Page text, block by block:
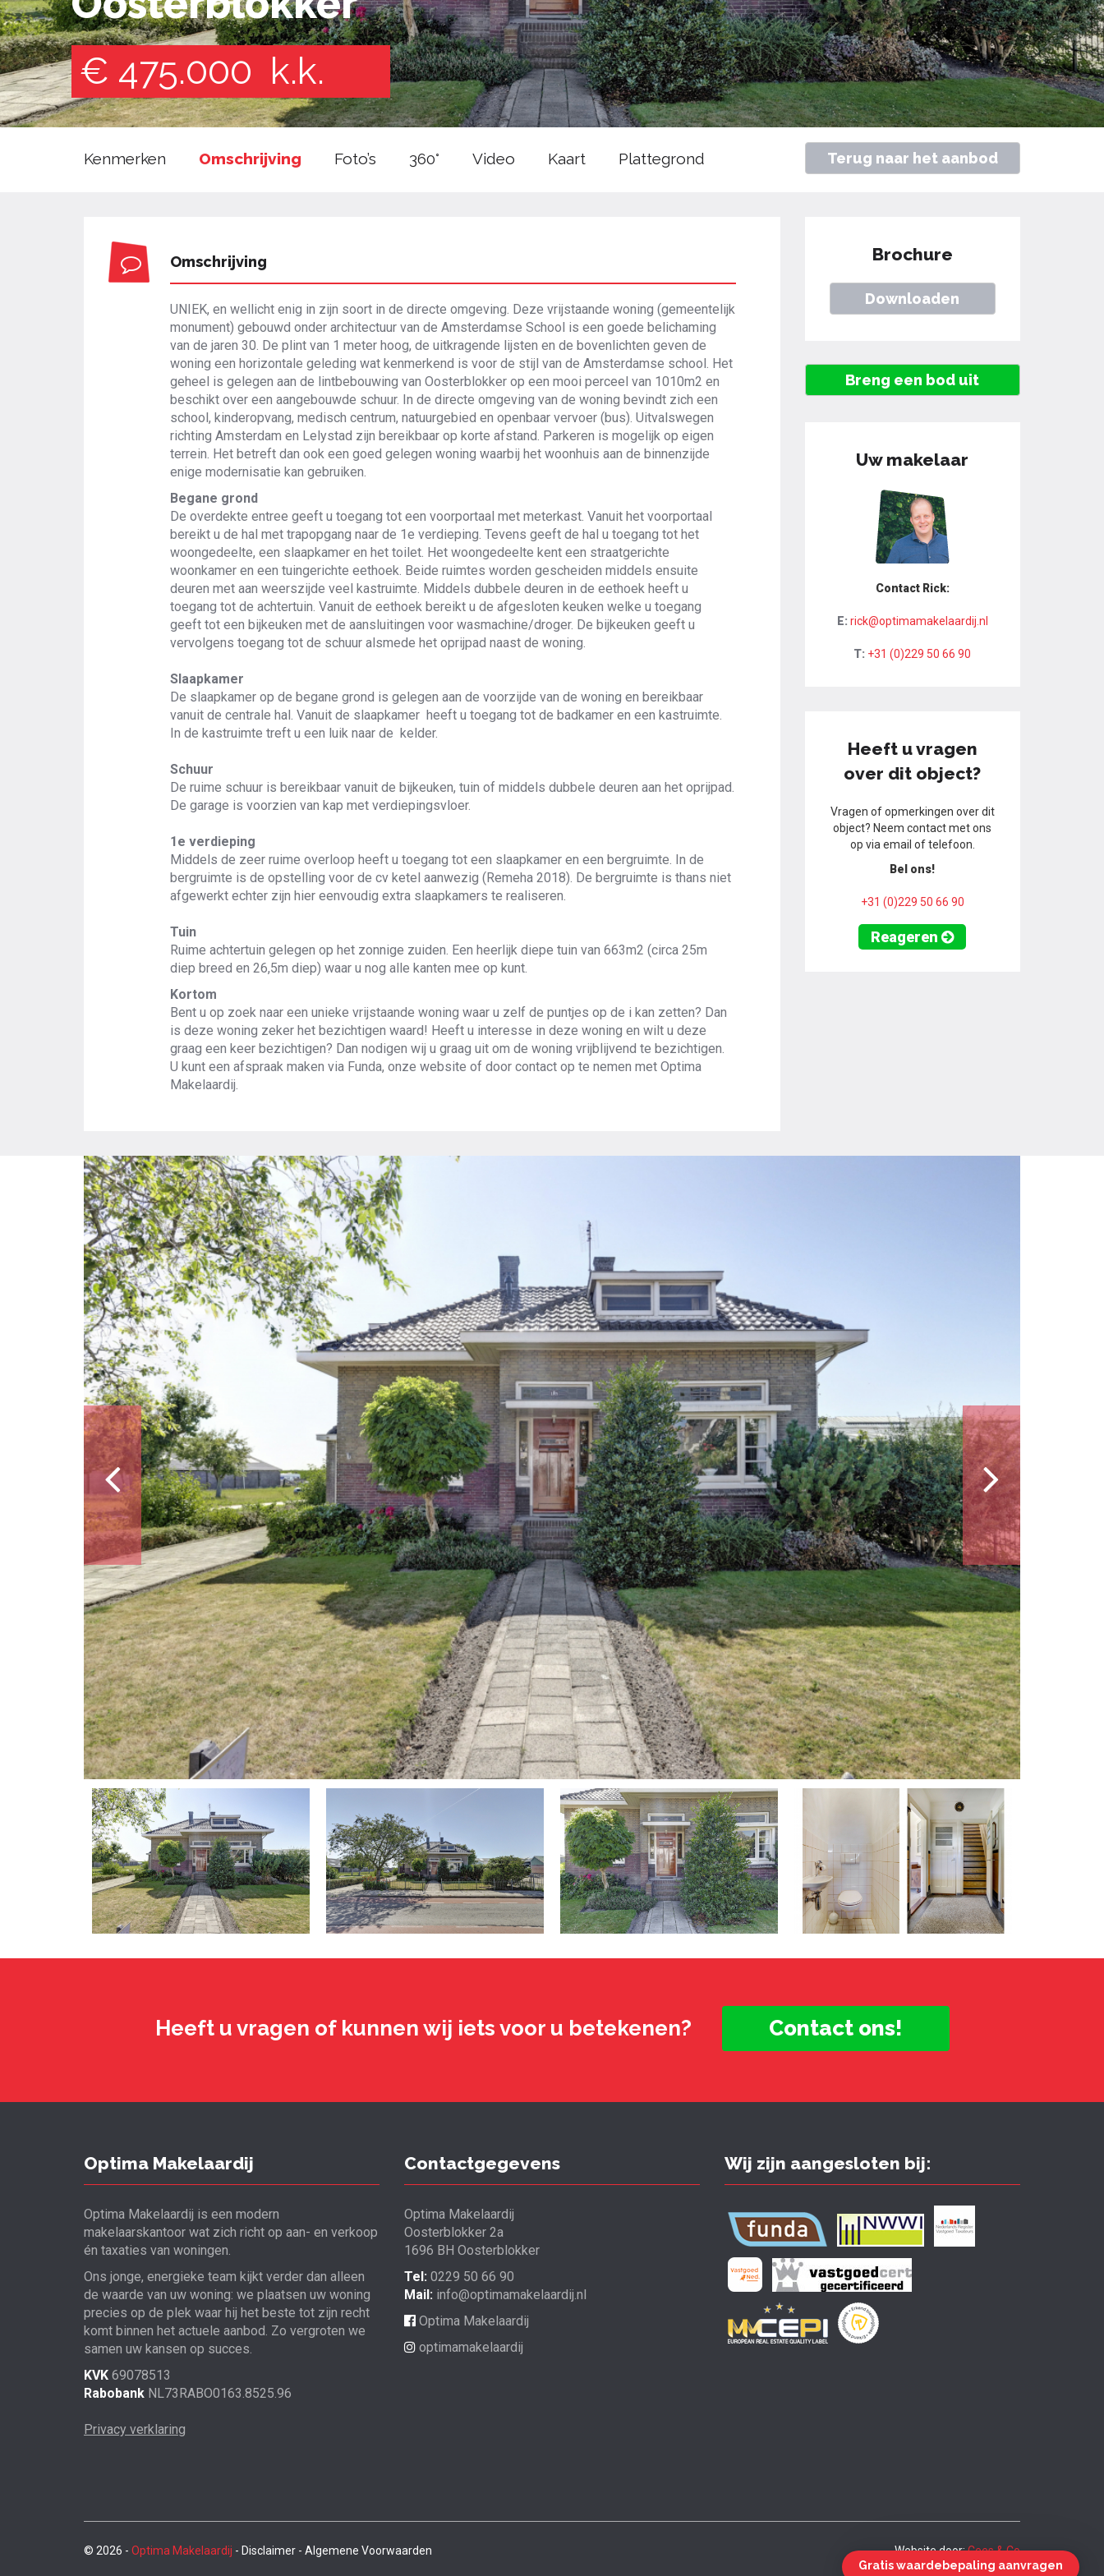
€ 475.000 k.k.
Kenmerken Omschrijving Foto’s 360° Video Kaart Plattegrond Terug naar het aanbod
Omschrijving
UNIEK, en wellicht enig in zijn soort in de directe omgeving. Deze vrijstaande woning (gemeentelijk
monument) gebouwd onder architectuur van de Amsterdamse School is een goede belichaming
van de jaren 30. De plint van 1 meter hoog, de uitkragende lijsten en de bovenlichten geven de
woning een horizontale geleding wat kenmerkend is voor de stijl van de Amsterdamse school. Het
geheel is gelegen aan de lintbebouwing van Oosterblokker op een mooi perceel van 1010m2 en
beschikt over een aangebouwde schuur. In de directe omgeving van de woning bevindt zich een
school, kinderopvang, medisch centrum, natuurgebied en openbaar vervoer (bus). Uitvalswegen
richting Amsterdam en Lelystad zijn bereikbaar op korte afstand. Parkeren is mogelijk op eigen
terrein. Het betreft dan ook een goed gelegen woning waarbij het woonhuis aan de binnenzijde
enige modernisatie kan gebruiken.
Begane grond
De overdekte entree geeft u toegang tot een voorportaal met meterkast. Vanuit het voorportaal
bereikt u de hal met trapopgang naar de 1e verdieping. Tevens geeft de hal u toegang tot het
woongedeelte, een slaapkamer en het toilet. Het woongedeelte kent een straatgerichte
woonkamer en een tuingerichte eethoek. Beide ruimtes worden gescheiden middels ensuite
deuren met aan weerszijde veel kastruimte. Middels dubbele deuren in de eethoek heeft u
toegang tot de achtertuin. Vanuit de eethoek bereikt u de afgesloten keuken welke u toegang
geeft tot een bijkeuken met de aansluitingen voor wasmachine/droger. De bijkeuken geeft u
vervolgens toegang tot de schuur alsmede het oprijpad naast de woning.
Slaapkamer
De slaapkamer op de begane grond is gelegen aan de voorzijde van de woning en bereikbaar
vanuit de centrale hal. Vanuit de slaapkamer heeft u toegang tot de badkamer en een kastruimte.
In de kastruimte treft u een luik naar de kelder.
Schuur
De ruime schuur is bereikbaar vanuit de bijkeuken, tuin of middels dubbele deuren aan het oprijpad.
De garage is voorzien van kap met verdiepingsvloer.
1e verdieping
Middels de zeer ruime overloop heeft u toegang tot een slaapkamer en een bergruimte. In de
bergruimte is de opstelling voor de cv ketel aanwezig (Remeha 2018). De bergruimte is thans niet
afgewerkt echter zijn hier eenvoudig extra slaapkamers te realiseren.
Tuin
Ruime achtertuin gelegen op het zonnige zuiden. Een heerlijk diepe tuin van 663m2 (circa 25m
diep breed en 26,5m diep) waar u nog alle kanten mee op kunt.
Kortom
Bent u op zoek naar een unieke vrijstaande woning waar u zelf de puntjes op de i kan zetten? Dan
is deze woning zeker het bezichtigen waard! Heeft u interesse in deze woning en wilt u deze
graag een keer bezichtigen? Dan nodigen wij u graag uit om de woning vrijblijvend te bezichtigen.
U kunt een afspraak maken via Funda, onze website of door contact op te nemen met Optima
Makelaardij.
Brochure
Downloaden
Breng een bod uit
Uw makelaar
Contact Rick:
E: rick@optimamakelaardij.nl
T: +31 (0)229 50 66 90
Heeft u vragen
over dit object?
Vragen of opmerkingen over dit
object? Neem contact met ons
op via email of telefoon.
Bel ons!
+31 (0)229 50 66 90
Reageren
Heeft u vragen of kunnen wij iets voor u betekenen? Contact ons!
Optima Makelaardij
Optima Makelaardij is een modern
makelaarskantoor wat zich richt op aan- en verkoop
én taxaties van woningen.
Ons jonge, energieke team kijkt verder dan alleen
de waarde van uw woning: we plaatsen uw woning
precies op de plek waar hij het beste tot zijn recht
komt binnen het actuele aanbod. Zo vergroten we
samen uw kansen op succes.
KVK 69078513
Rabobank NL73RABO0163.8525.96
Privacy verklaring
Contactgegevens
Optima Makelaardij
Oosterblokker 2a
1696 BH Oosterblokker
Tel: 0229 50 66 90
Mail: info@optimamakelaardij.nl
Optima Makelaardij
optimamakelaardij
Wij zijn aangesloten bij:
© 2026 - Optima Makelaardij - Disclaimer - Algemene Voorwaarden Website door:Cees & Co
Gratis waardebepaling aanvragen